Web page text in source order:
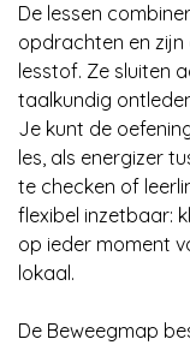
De lessen
opdrachten en
lesstof. Ze sluiten
taalkundig
Je kunt de
les, als energizer
te checken of
flexibel inzetbaar:
op ieder moment
lokaal.
De Beweegmap